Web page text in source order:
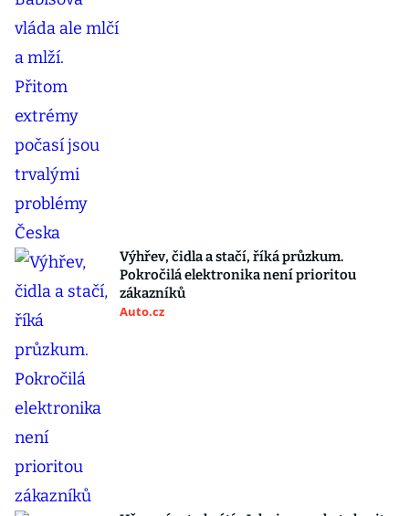
Výhřev, čidla a stačí, říká průzkum.
Pokročilá elektronika není prioritou
zákazníků
Auto.cz